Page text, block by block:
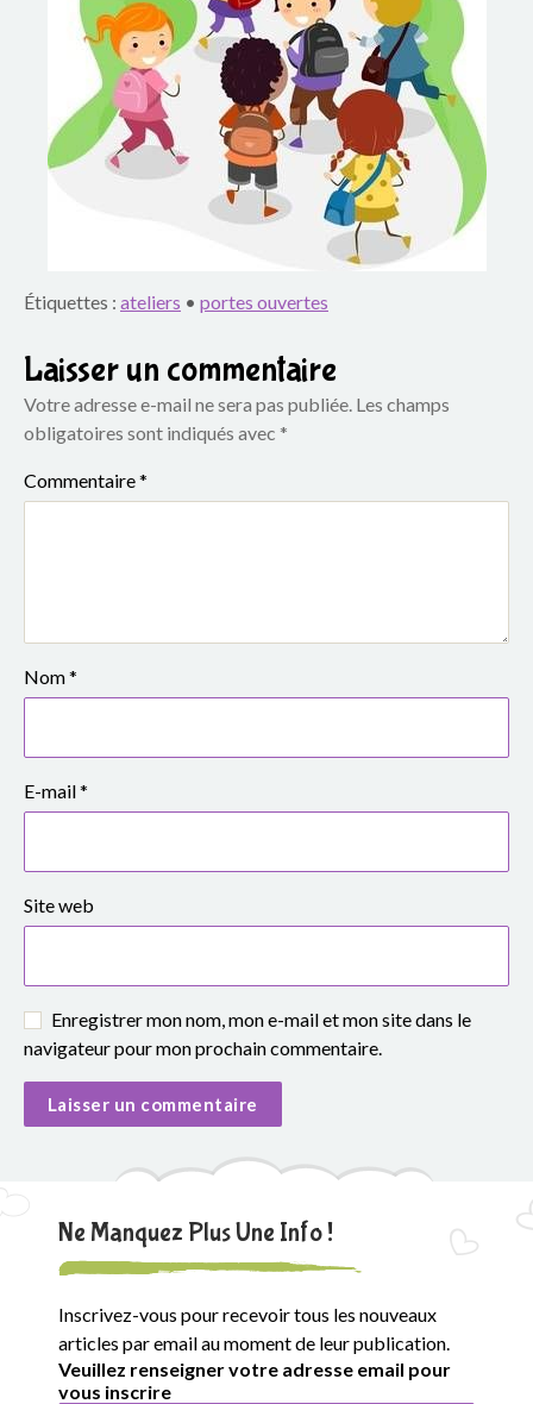
o
a
i
r
m
n
e
V
e
l
Étiquettes : ateliers • portes ouvertes
Laisser un commentaire
Votre adresse e-mail ne sera pas publiée. Les champs
obligatoires sont indiqués avec *
Commentaire*
Nom*
E-mail*
Site web
Enregistrer mon nom, mon e-mail et mon site dans le
navigateur pour mon prochain commentaire.
Ne Manquez Plus Une Info !
Inscrivez-vous pour recevoir tous les nouveaux
articles par email au moment de leur publication.
Veuillez renseigner votre adresse email pour
vous inscrire